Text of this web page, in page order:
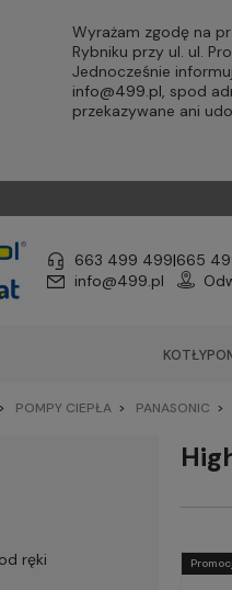
Wyrażam zgodę na
Rybniku przy ul. ul.
Jednocześnie
info@499.pl, spod
przekazywane ani
663 499 499|665
info@499.pl
KOTŁY
POMPY CIEPŁA PANASONIC
ręki